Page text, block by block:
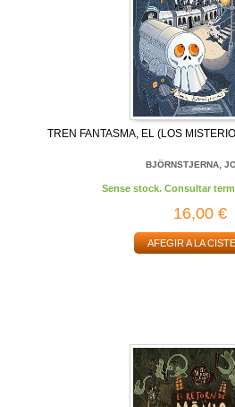
TREN FANTASMA, EL (LOS
BJÖRNSTJERNA,
Sense stock. Consultar
16,00 €
AFEGIR A LA